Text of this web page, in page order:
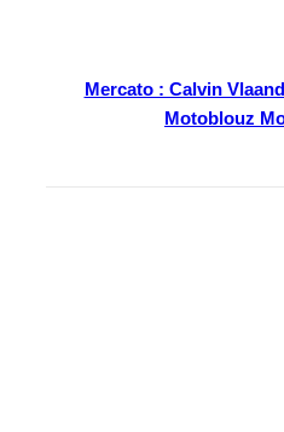
Mercato : Calvin
Motoblouz